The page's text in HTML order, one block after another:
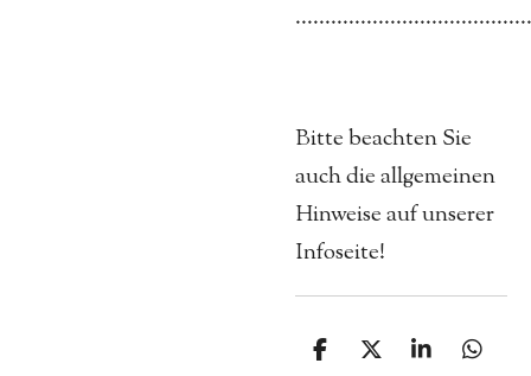
Bitte beachten Sie
auch die allgemeinen
Hinweise auf unserer
Infoseite!
T T T T